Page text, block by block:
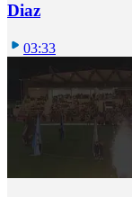
Diaz
03:33